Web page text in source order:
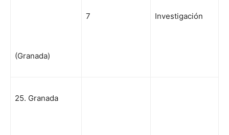
(Granada)
7 Investigación
25. Granada